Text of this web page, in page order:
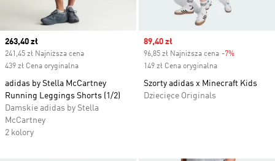
Current price
263,40 zł
241,45 zł Najniższa cena
439 zł Cena oryginalna
adidas by Stella McCartney
Running Leggings Shorts (1/2)
Damskie adidas by Stella
McCartney
2 kolory
Sale price
89,40 zł
96,85 zł Najniższa cena -7%
149 zł Cena oryginalna
Szorty adidas x Minecraft Kids
Dziecięce Originals